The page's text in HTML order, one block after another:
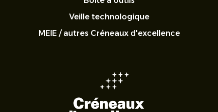
Veille technologique
MEIE / autres Créneaux d'excellence